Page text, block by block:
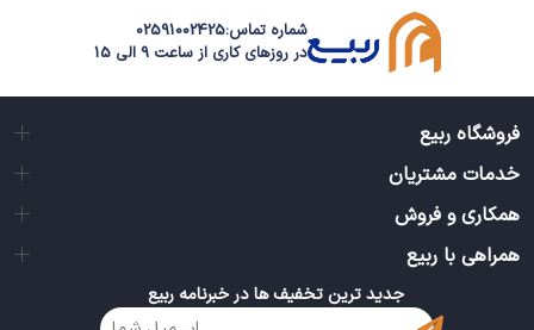
شماره تماس:02591002425
در روزهای کاری از ساعت 9 الی 15
فروشگاه ربیع
خدمات مشتریان
همکاری و فروش
همراهی با ربیع
جدید ترین تخفیف ها در خبرنامه ربیع